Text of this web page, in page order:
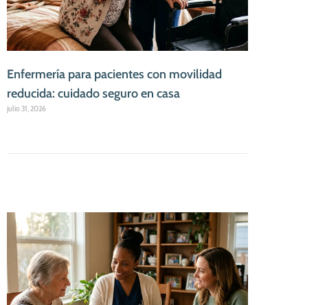
Enfermería para pacientes con movilidad
reducida: cuidado seguro en casa
julio 31, 2026